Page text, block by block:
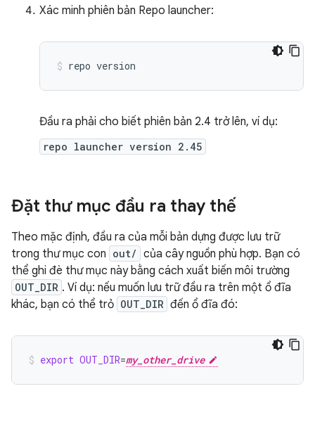
Xác minh phiên bản Repo launcher:
repo version
Đầu ra phải cho biết phiên bản 2.4 trở lên, ví dụ:
repo launcher version 2.45
Đặt thư mục đầu ra thay thế
Theo mặc định, đầu ra của mỗi bản dựng được lưu trữ
trong thư mục con out/ của cây nguồn phù hợp. Bạn có
thể ghi đè thư mục này bằng cách xuất biến môi trường
OUT_DIR . Ví dụ: nếu muốn lưu trữ đầu ra trên một ổ đĩa
khác, bạn có thể trỏ OUT_DIR đến ổ đĩa đó:
export OUT_DIR=my_other_drive